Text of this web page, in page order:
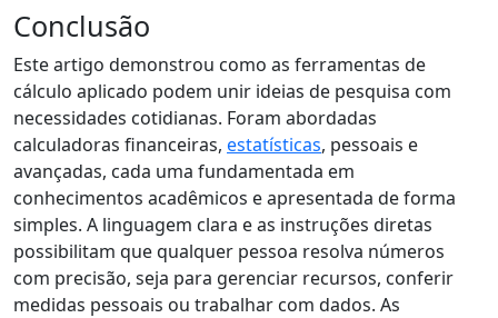
Conclusão
Este artigo demonstrou como as ferramentas de
cálculo aplicado podem unir ideias de pesquisa com
necessidades cotidianas. Foram abordadas
calculadoras financeiras, estatísticas, pessoais e
avançadas, cada uma fundamentada em
conhecimentos acadêmicos e apresentada de forma
simples. A linguagem clara e as instruções diretas
possibilitam que qualquer pessoa resolva números
com precisão, seja para gerenciar recursos, conferir
medidas pessoais ou trabalhar com dados. As